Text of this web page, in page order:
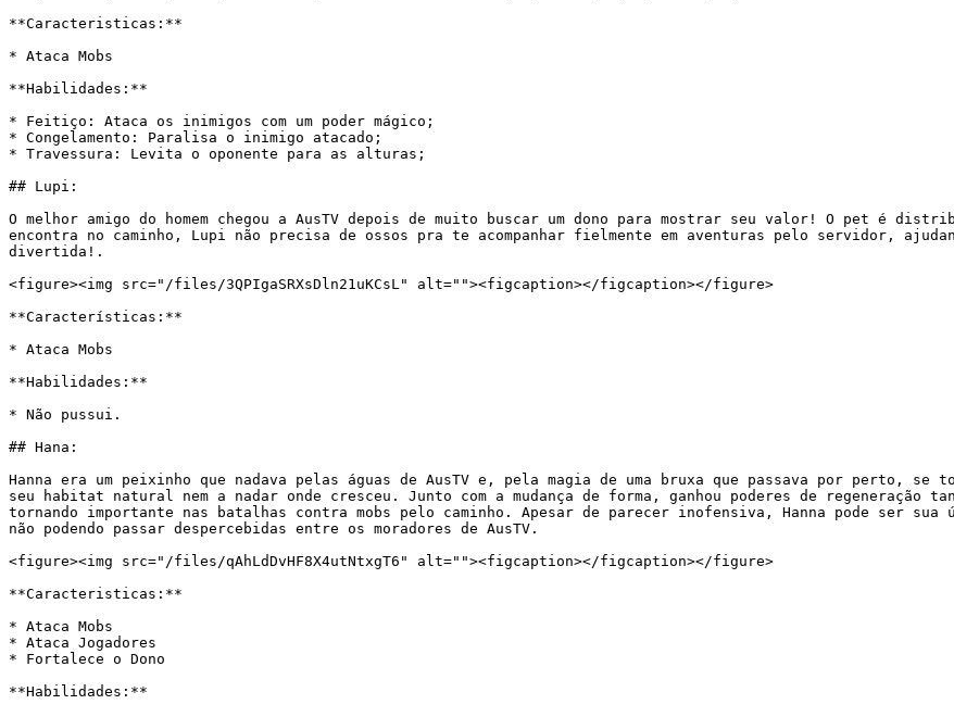
**Caracteristicas:**
* Ataca Mobs
**Habilidades:**
* Feitiço: Ataca os inimigos com um poder mágico;
* Congelamento: Paralisa o inimigo atacado;
* Travessura: Levita o oponente para as alturas;
## Lupi:
O melhor amigo do homem chegou a AusTV depois de muito buscar um dono para mostrar seu valor! O pet é
encontra no caminho, Lupi não precisa de ossos pra te acompanhar fielmente em aventuras pelo servidor,
divertida!.
<figure><img src="/files/3QPIgaSRXsDln21uKCsL" alt=""><figcaption></figcaption></figure>
**Características:**
* Ataca Mobs
**Habilidades:**
* Não pussui.
## Hana:
Hanna era um peixinho que nadava pelas águas de AusTV e, pela magia de uma bruxa que passava por perto, se
seu habitat natural nem a nadar onde cresceu. Junto com a mudança de forma, ganhou poderes de regeneração
tornando importante nas batalhas contra mobs pelo caminho. Apesar de parecer inofensiva, Hanna pode ser sua
não podendo passar despercebidas entre os moradores de AusTV.
<figure><img src="/files/qAhLdDvHF8X4utNtxgT6" alt=""><figcaption></figcaption></figure>
**Caracteristicas:**
* Ataca Mobs
* Ataca Jogadores
* Fortalece o Dono
**Habilidades:**